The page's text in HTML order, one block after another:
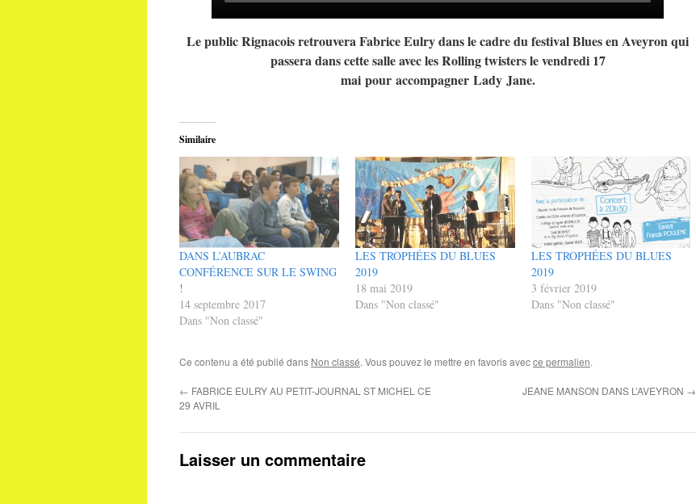
Le public Rignacois retrouvera Fabrice Eulry dans le cadre du festival Blues en Aveyron qui
passera dans cette salle avec les Rolling twisters le vendredi 17
mai pour accompagner Lady Jane.
Similaire
DANS L’AUBRAC
CONFÉRENCE SUR LE SWING
!
14 septembre 2017
Dans "Non classé"
LES TROPHÉES DU BLUES
2019
18 mai 2019
Dans "Non classé"
LES TROPHÉES DU BLUES
2019
3 février 2019
Dans "Non classé"
Ce contenu a été publié dans Non classé. Vous pouvez le mettre en favoris avecce permalien.
← FABRICE EULRY AU PETIT-JOURNAL ST MICHEL CE
29 AVRIL
JEANE MANSON DANS L’AVEYRON →
Laisser un commentaire